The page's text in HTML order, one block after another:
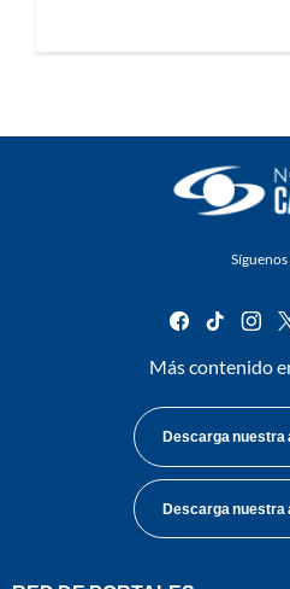
Síguenos
facebook
tiktok
Más contenido
Descarga nuestra
Descarga nuestra